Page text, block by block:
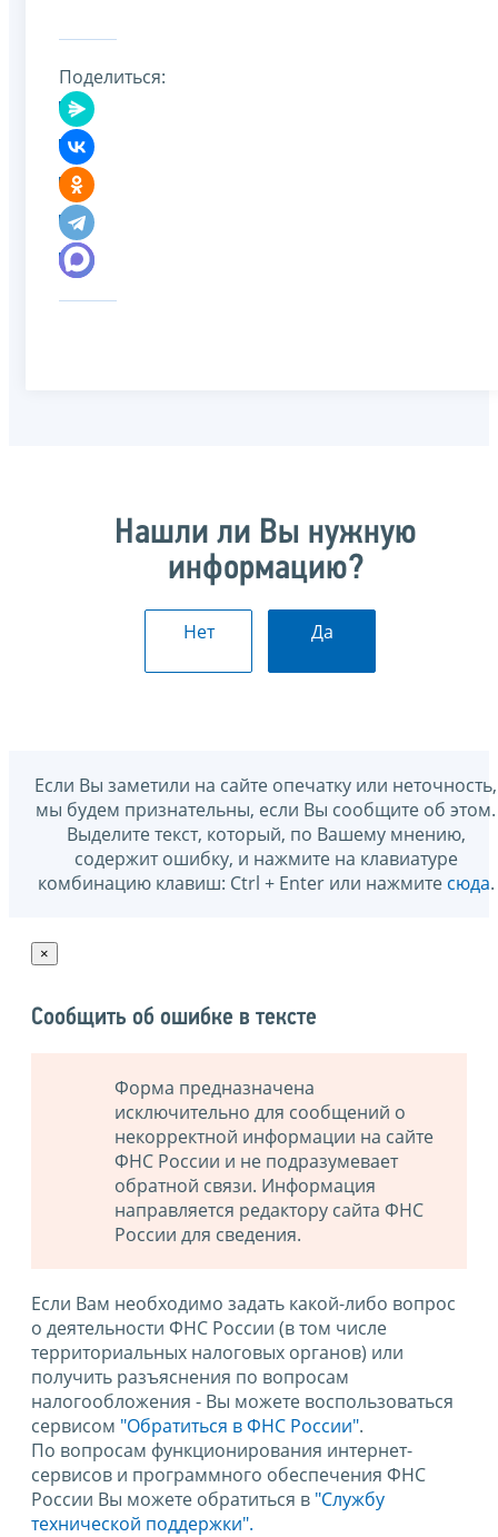
Поделиться:
Нашли ли Вы нужную
информацию?
Нет Да
Если Вы заметили на сайте опечатку или неточность,
мы будем признательны, если Вы сообщите об этом.
Выделите текст, который, по Вашему мнению,
содержит ошибку, и нажмите на клавиатуре
комбинацию клавиш: Ctrl + Enter или нажмите сюда.
×
Сообщить об ошибке в тексте
Форма предназначена
исключительно для сообщений о
некорректной информации на сайте
ФНС России и не подразумевает
обратной связи. Информация
направляется редактору сайта ФНС
России для сведения.
Если Вам необходимо задать какой-либо вопрос
о деятельности ФНС России (в том числе
территориальных налоговых органов) или
получить разъяснения по вопросам
налогообложения - Вы можете воспользоваться
сервисом "Обратиться в ФНС России".
По вопросам функционирования интернет-
сервисов и программного обеспечения ФНС
России Вы можете обратиться в "Службу
технической поддержки".